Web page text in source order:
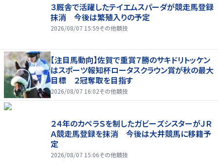
３厩舎で活躍したテイエムスパーダが競走馬登録
抹消 今後は繁殖入りの予定
2026/08/07 15:59その他競技
【注目馬動向】佐賀で重賞７勝のサキドリトッケン
はスポーツ報知杯ロータスクラウン賞が秋の最大
目標 ２冠奪取を目指す
2026/08/07 16:02その他競技
２４年のカペラＳを制したガビーズシスターがＪＲ
Ａ競走馬登録を抹消 今後は大井競馬に移籍予
定
2026/08/07 15:06その他競技